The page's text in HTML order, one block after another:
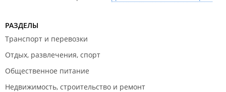
РАЗДЕЛЫ
Транспорт и перевозки
Отдых, развлечения, спорт
Общественное питание
Недвижимость, строительство и ремонт